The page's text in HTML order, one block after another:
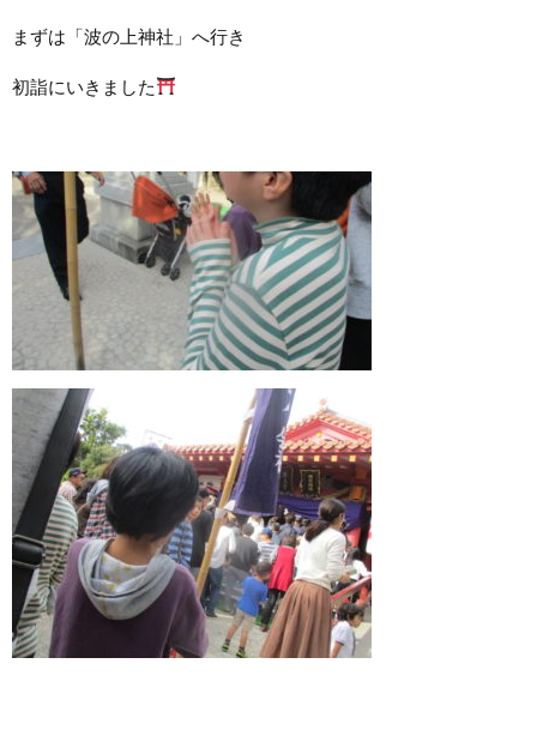
まずは「波の上神社」へ行き
初詣にいきました